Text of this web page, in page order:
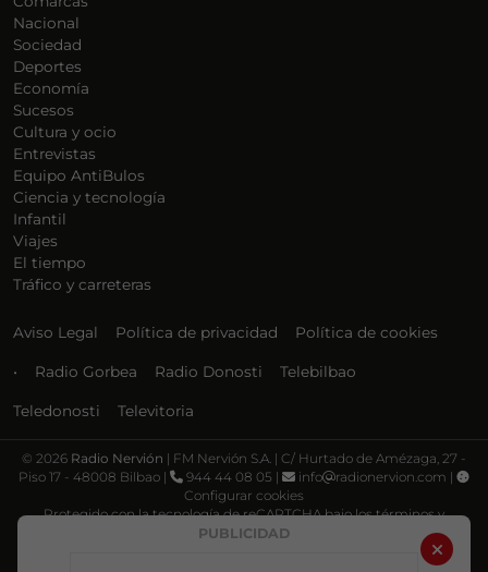
PUBLICIDAD
Nacional
Sociedad
Deportes
Economía
Sucesos
Cultura y ocio
Entrevistas
Equipo AntiBulos
Ciencia y tecnología
Infantil
Viajes
El tiempo
Tráfico y carreteras
Aviso Legal Política de privacidad Política de cookies
• Radio Gorbea Radio Donosti Telebilbao
Teledonosti Televitoria
© 2026 Radio Nervión | FM Nervión S.A. | C/ Hurtado de Amézaga, 27 -
Piso 17 - 48008 Bilbao |
944 44 08 05 | info
radionervion.com |
Configurar cookies
Protegido con la tecnología de reCAPTCHA bajo los términos y
Política de privacidad Términos de servicio